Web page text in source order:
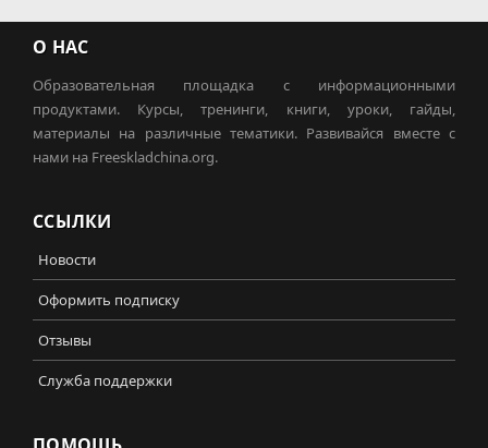
О НАС
Образовательная площадка с информационными
продуктами. Курсы, тренинги, книги, уроки, гайды,
материалы на различные тематики. Развивайся вместе с
нами на Freeskladchina.org.
ССЫЛКИ
Новости
Оформить подписку
Отзывы
Служба поддержки